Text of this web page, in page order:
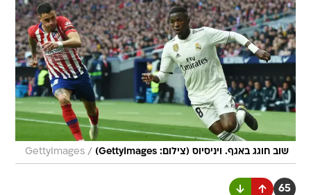
שוב חוגג באגף. ויניסיוס (צילום: GettyImages) /
GettyImages
65